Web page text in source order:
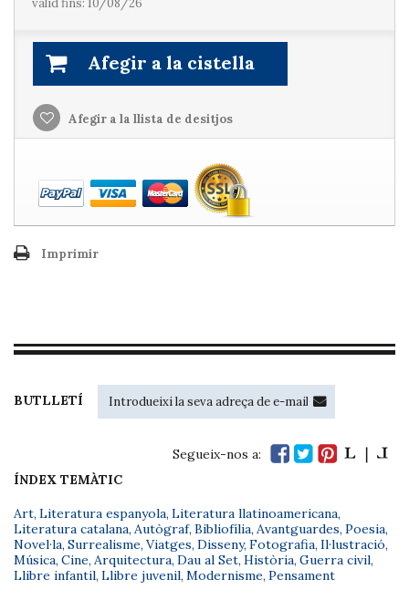
vàlid fins: 10/08/26
Afegir a la cistella
Afegir a la llista de desitjos
Imprimir
BUTLLETÍ
Segueix-nos a:
ÍNDEX TEMÀTIC
Art, Literatura espanyola, Literatura llatinoamericana,
Literatura catalana, Autògraf, Bibliofília, Avantguardes, Poesia,
Novel·la, Surrealisme, Viatges, Disseny, Fotografia, Il·lustració,
Música, Cine, Arquitectura, Dau al Set, Història, Guerra civil,
Llibre infantil, Llibre juvenil, Modernisme, Pensament